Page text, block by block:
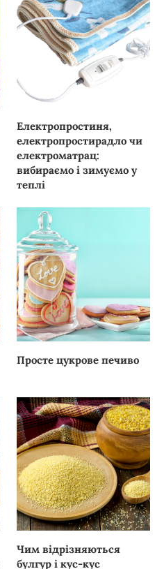
Електропростиня,
електропростирадло чи
електроматрац:
вибираємо і зимуємо у
теплі
Просте цукрове печиво
Чим відрізняються
булгур і кус-кус